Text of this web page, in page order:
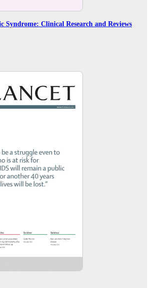
Syndrome: Clinical Research and Reviews